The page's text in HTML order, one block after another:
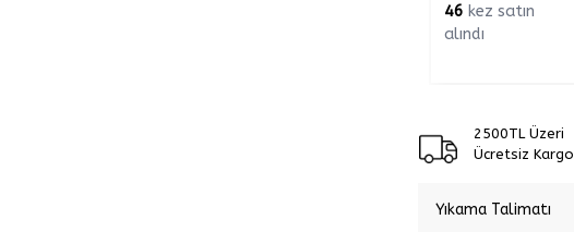
46 kez satın
alındı
2500TL Üzeri
Ücretsiz Kargo
Yıkama Talimatı